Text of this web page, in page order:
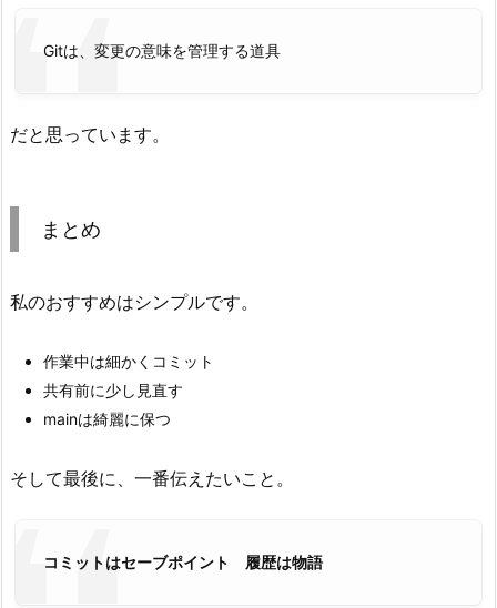
Gitは、変更の意味を管理する道具
だと思っています。
まとめ
私のおすすめはシンプルです。
作業中は細かくコミット
共有前に少し見直す
mainは綺麗に保つ
そして最後に、一番伝えたいこと。
コミットはセーブポイント 履歴は物語